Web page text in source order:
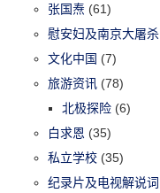
张国焘 (61)
慰安妇及南京大屠杀
文化中国 (7)
旅游资讯 (78)
北极探险 (6)
白求恩 (35)
私立学校 (35)
纪录片及电视解说词